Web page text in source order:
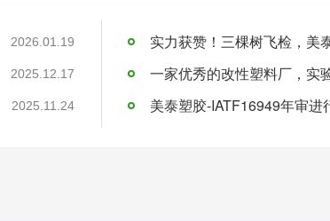
2026.01.19
2025.12.17
2025.11.24
实力获赞！三棵树飞检，美
一家优秀的改性塑料厂，实
美泰塑胶-IATF16949年审进